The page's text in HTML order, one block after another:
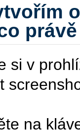
si v
na